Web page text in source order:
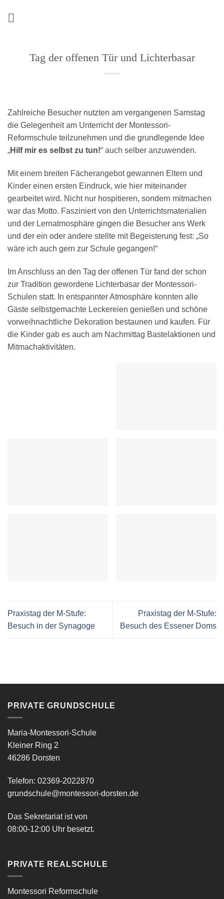
Tag der offenen Tür und Lichterbasar
Zahlreiche Besucher nutzten am vergangenen Samstag
die Gelegenheit am Unterricht der Montessori-
Reformschule teilzunehmen und die grundlegende Idee
„Hilf mir es selbst zu tun!“ auch selber anzuwenden.
Mit einem breiten Fächerangebot gewannen Eltern und
Kinder einen ersten Eindruck, wie hier miteinander
gearbeitet wird. Nicht nur hospitieren, sondern mitmachen
war das Motto. Fasziniert von den Unterrichtsmaterialien
und der Lernatmosphäre gingen die Besucher ans Werk
und der ein oder andere stellte mit Begeisterung fest: „So
wäre ich auch gern zur Schule gegangen!“
Im Anschluss an den Tag der offenen Tür fand der schon
zur Tradition gewordene Lichterbasar der Montessori-
Schulen statt. In entspannter Atmosphäre konnten alle
Gäste selbstgemachte Leckereien genießen und schöne
vorweihnachtliche Dekoration bestaunen und kaufen. Für
die Kinder gab es auch am Nachmittag Bastelaktionen und
Mitmachaktivitäten.
Praxistag der M-Stufe:
Besuch in der Synagoge
Praxistag der M-Stufe:
Besuch des Essener Doms
PRIVATE GRUNDSCHULE
Maria-Montessori-Schule
Kleiner Ring 2
46286 Dorsten
Telefon: 02369-2022870
grundschule@montessori-dorsten.de
Das Sekretariat ist von
08:00-12:00 Uhr besetzt.
PRIVATE REALSCHULE
Montessori Reformschule